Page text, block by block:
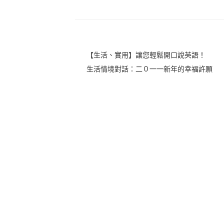
【生活、實用】讓您輕鬆開口說英語！
生活情境對話：二０一一新年的幸福許願